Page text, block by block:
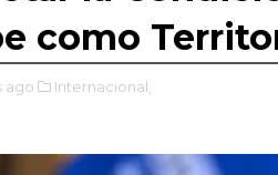
como
ago Internacional,